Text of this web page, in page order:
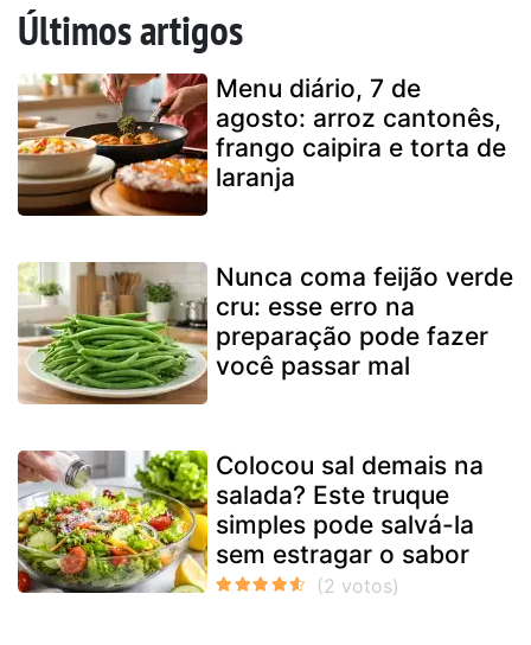
Últimos artigos
Menu diário, 7 de
agosto: arroz cantonês,
frango caipira e torta de
laranja
Nunca coma feijão verde
cru: esse erro na
preparação pode fazer
você passar mal
Colocou sal demais na
salada? Este truque
simples pode salvá-la
sem estragar o sabor